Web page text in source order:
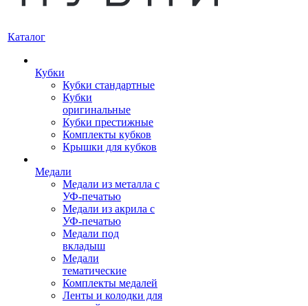
Каталог
Кубки
Кубки стандартные
Кубки
оригинальные
Кубки престижные
Комплекты кубков
Крышки для кубков
Медали
Медали из металла с
УФ-печатью
Медали из акрила с
УФ-печатью
Медали под
вкладыш
Медали
тематические
Комплекты медалей
Ленты и колодки для